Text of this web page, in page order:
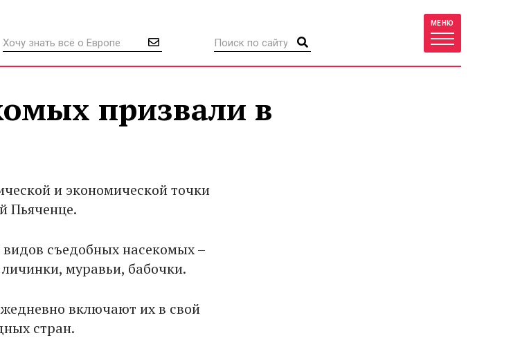
МЕНЮ
призвали в
и экономической точки
Пьяченце.
съедобных насекомых –
муравьи, бабочки.
включают их в свой
стран.